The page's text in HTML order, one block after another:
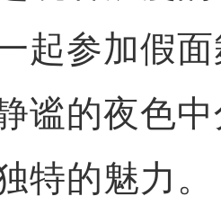
起参加假
谧的夜色
特的魅力。